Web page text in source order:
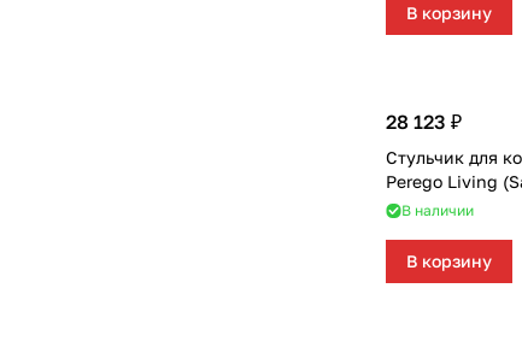
В корзину
28 123 ₽
Стульчик для
Perego Living
В наличии
В корзину